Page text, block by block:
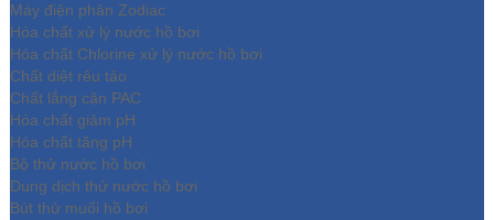
Máy điện phân Zodiac
Hóa chất xử lý nước hồ bơi
Hóa chất Chlorine xử lý nước hồ bơi
Chất diệt rêu tảo
Chất lắng cặn PAC
Hóa chất giảm pH
Hóa chất tăng pH
Bộ thử nước hồ bơi
Dung dịch thử nước hồ bơi
Bút thử muối hồ bơi